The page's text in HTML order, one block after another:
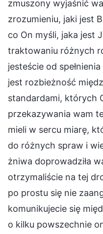
zmuszony wyjaśnić
zrozumieniu, jaki jest
co On myśli, jaka jest
traktowaniu różnych
jesteście od
jest rozbieżność
standardami, których
przekazywania wam
mieli w sercu miarę,
do różnych spraw i
żniwa doprowadziła
otrzymaliście na tej
po prostu się nie
komunikujecie się
o kilku powszechnie